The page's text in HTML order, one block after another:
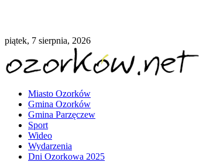
piątek, 7 sierpnia, 2026
Miasto Ozorków
Gmina Ozorków
Gmina Parzęczew
Sport
Wideo
Wydarzenia
Dni Ozorkowa 2025